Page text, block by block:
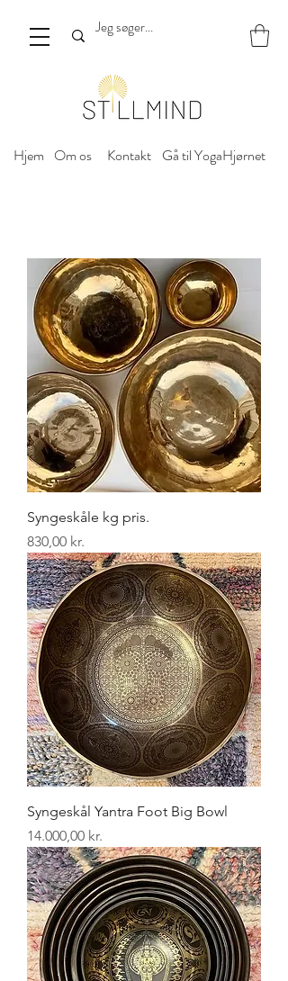
Hjem Om os Kontakt Gå til YogaHjørnet
Syngeskåle kg pris.
Pris
830,00 kr.
Syngeskål Yantra Foot Big Bowl
Pris
14.000,00 kr.